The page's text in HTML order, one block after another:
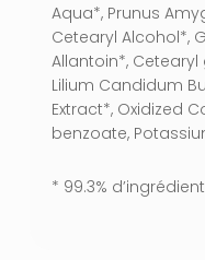
Aqua*, Prunus
Cetearyl Alcohol*,
Allantoin*, Cetearyl
Lilium Candidum
Extract*, Oxidized
benzoate,
* 99.3%